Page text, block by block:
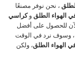
، نحن نوفر مصنعًا
الهواء الطلق وكراسي
للحصول على أفضل
، وسوف نرد في الوقت
الهواء الطلق، ولكن